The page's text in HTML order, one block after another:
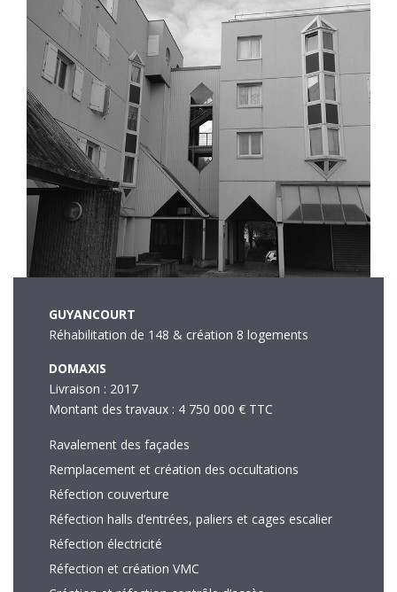
GUYANCOURT
Réhabilitation de 148 & création 8 logements
DOMAXIS
Livraison : 2017
Montant des travaux : 4 750 000 € TTC
Ravalement des façades
Remplacement et création des occultations
Réfection couverture
Réfection halls d’entrées, paliers et cages escalier
Réfection électricité
Réfection et création VMC